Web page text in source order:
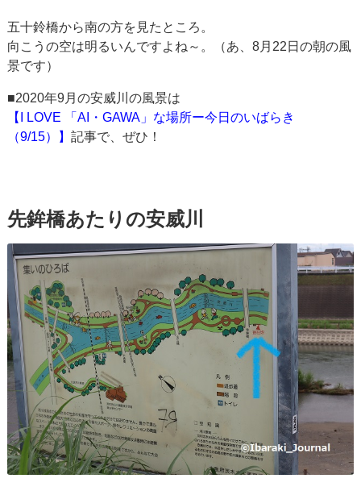
五十鈴橋から南の方を見たところ。
向こうの空は明るいんですよね～。（あ、8月22日の朝の風
景です）
■2020年9月の安威川の風景は
【I LOVE 「AI・GAWA」な場所ー今日のいばらき
（9/15）】記事で、ぜひ！
先鉾橋あたりの安威川